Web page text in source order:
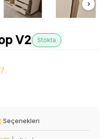
V2 Stokta
Seçenekleri